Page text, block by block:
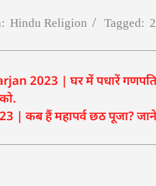
Hindu Religion Tagged:
2023 | घर में पधारें गणपति
| कब हैं महापर्व छठ पूजा?